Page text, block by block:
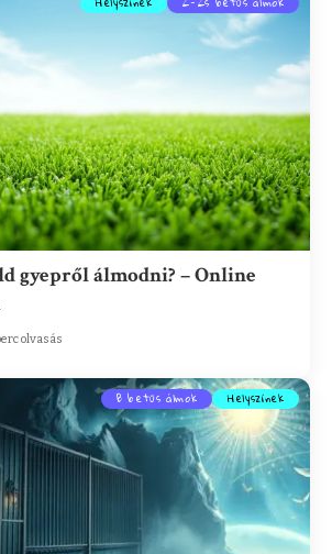
gyepről álmodni? – Online
olvasás
B betűs álmok Helyszínek